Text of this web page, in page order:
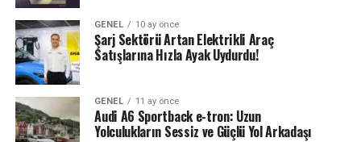
GENEL 10 ay önce
Şarj Sektörü Artan Elektrikli Araç
Satışlarına Hızla Ayak Uydurdu!
GENEL 11 ay önce
Audi A6 Sportback e-tron: Uzun
Yolculukların Sessiz ve Güçlü Yol Arkadaşı